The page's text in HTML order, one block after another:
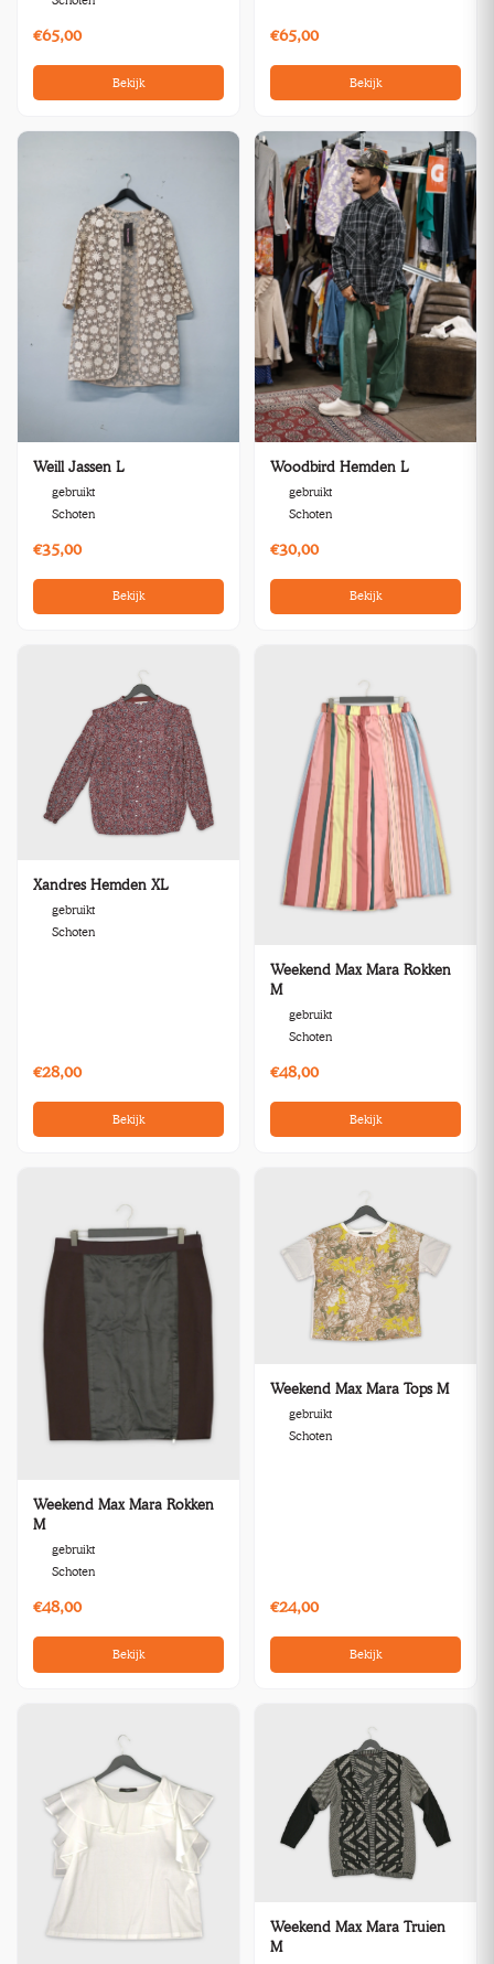
€65,00
Bekijk
€65,00
Bekijk
Weill Jassen L
gebruikt
Schoten
€35,00
Bekijk
Woodbird Hemden L
gebruikt
Schoten
€30,00
Bekijk
Xandres Hemden XL
gebruikt
Schoten
€28,00
Bekijk
Weekend Max Mara Rokken
M
gebruikt
Schoten
€48,00
Bekijk
Weekend Max Mara Rokken
M
gebruikt
Schoten
€48,00
Bekijk
Weekend Max Mara Tops M
gebruikt
Schoten
€24,00
Bekijk
Weekend Max Mara Truien
M